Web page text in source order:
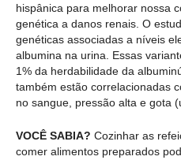
hispânica para melhorar nossa
genética a danos renais. O
genéticas associadas a níveis
albumina na urina. Essas
1% da herdabilidade da
também estão correlacionadas
no sangue, pressão alta e gota
VOCÊ SABIA? Cozinhar as
comer alimentos preparados